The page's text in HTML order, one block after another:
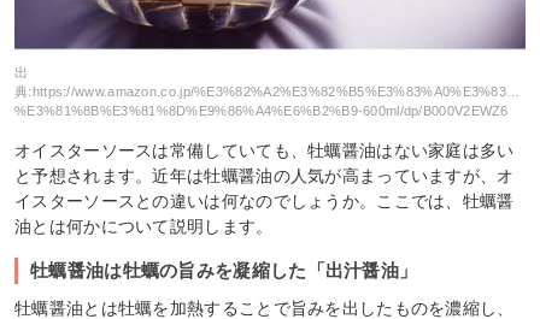
出
典:https://www.amazon.co.jp/
%E3%81%8B%E3%81%8D%E9%86%A4%E6%B2%B9-600ml/dp/B000V2EWZ6
オイスターソースは常備していても、牡蠣醤油はない家庭は多い
と予想されます。近年は牡蠣醤油の人気が高まっていますが、オ
イスターソースとの違いは何なのでしょうか。ここでは、牡蠣醤
油とは何かについて説明します。
牡蠣醤油は牡蠣の旨みを凝縮した「出汁醤油」
牡蠣醤油とは牡蠣を加熱することで旨みを出したものを濃縮し、